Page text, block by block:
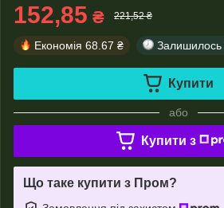
152,85 ₴ 221,52 ₴
Економія 68.67 ₴ Залишилось
Купити
або
Купити з
Що таке купити з Пром?